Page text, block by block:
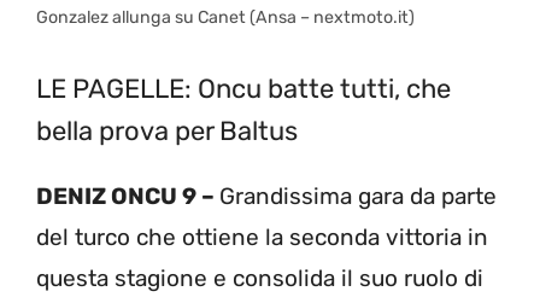
Gonzalez allunga su Canet (Ansa – nextmoto.it)
LE PAGELLE: Oncu batte tutti, che
bella prova per Baltus
DENIZ ONCU 9 – Grandissima gara da parte
del turco che ottiene la seconda vittoria in
questa stagione e consolida il suo ruolo di